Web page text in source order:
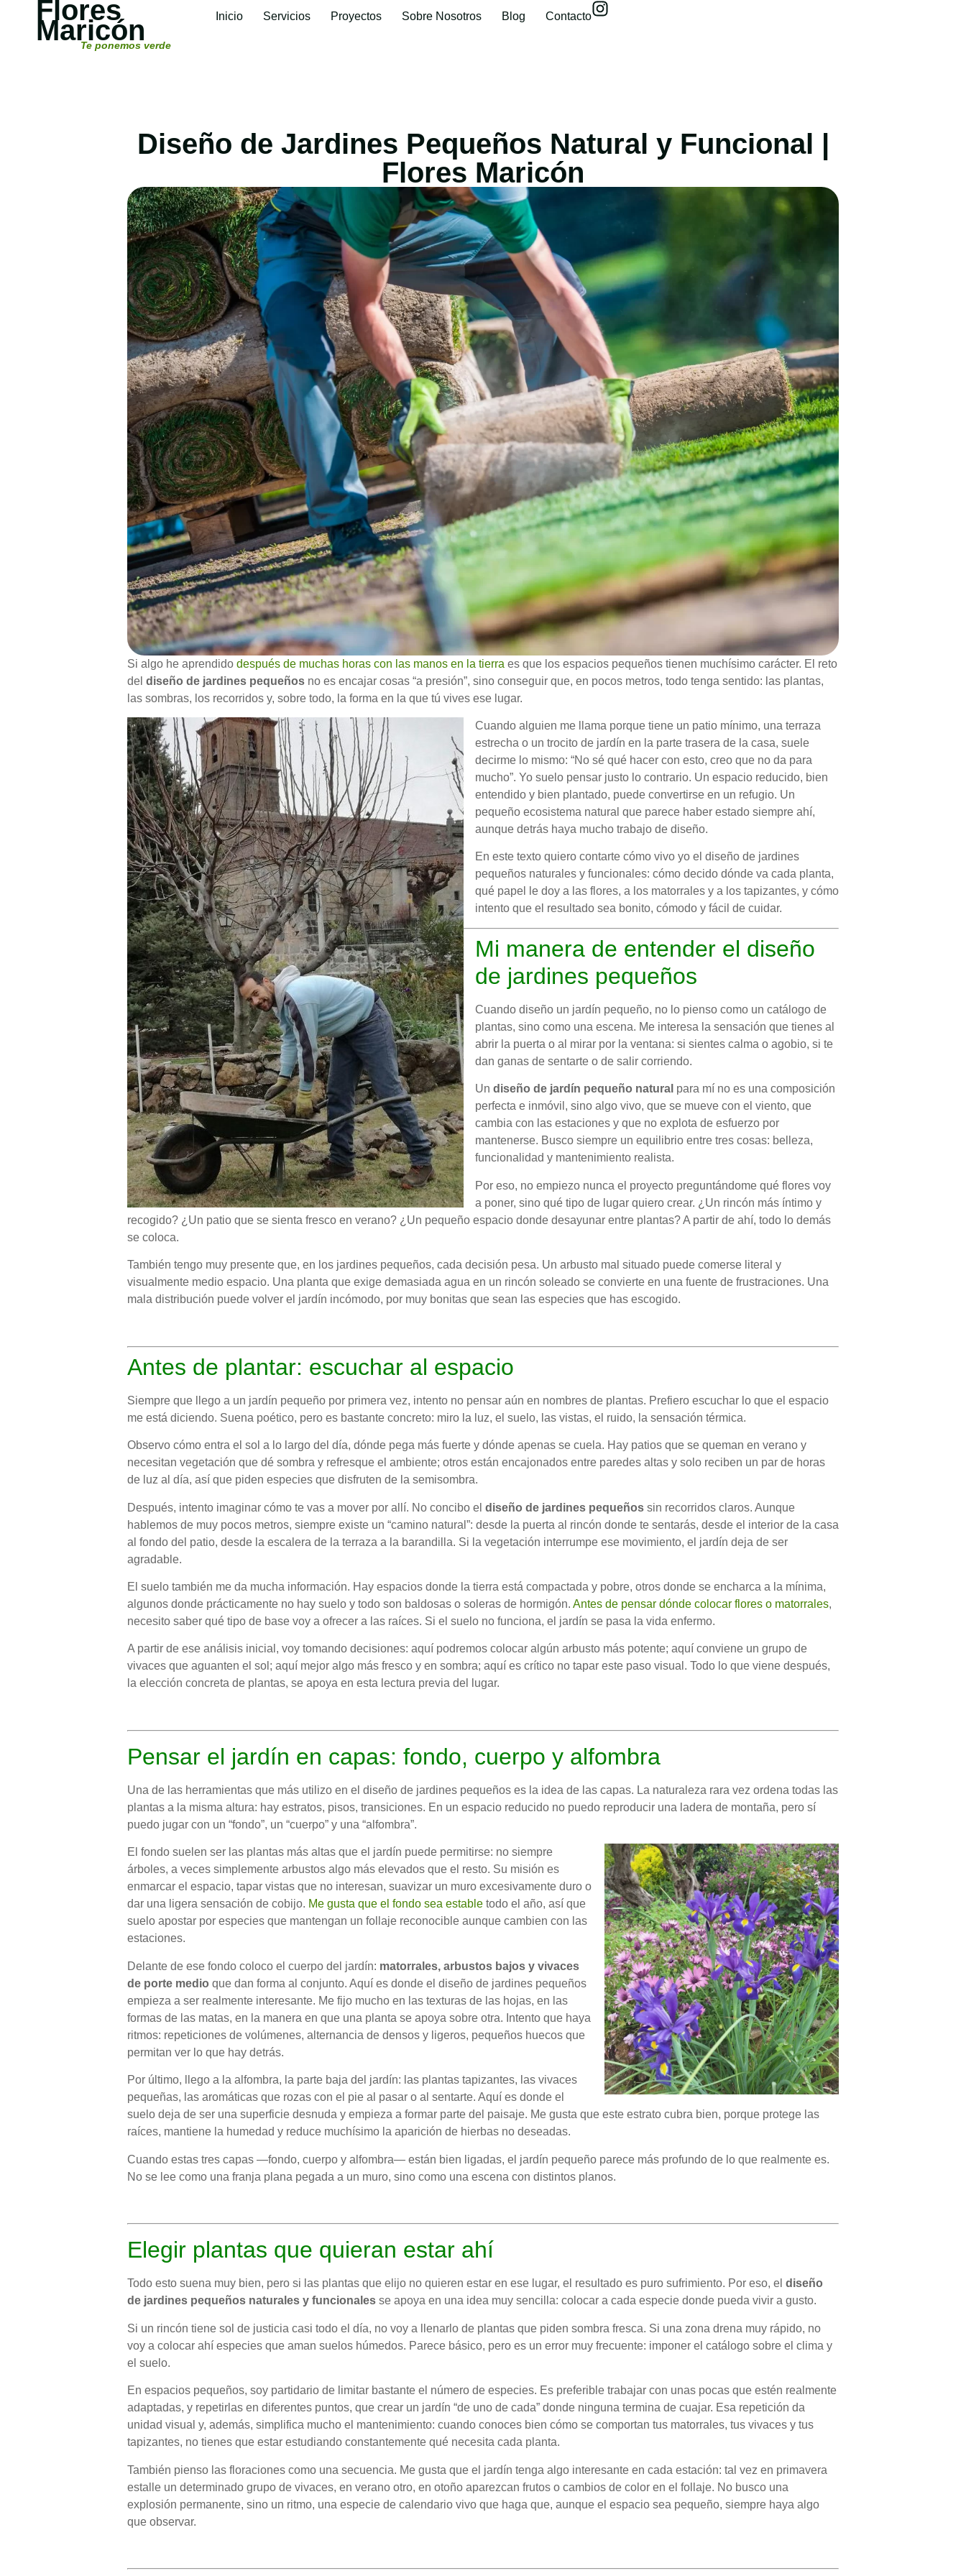
Flores
Maricón
Te ponemos verde
Inicio Servicios Proyectos Sobre Nosotros Blog Contacto
Diseño de Jardines Pequeños Natural y Funcional |
Flores Maricón
Si algo he aprendido después de muchas horas con las manos en la tierra es que los espacios pequeños tienen muchísimo carácter. El reto
del diseño de jardines pequeños no es encajar cosas “a presión”, sino conseguir que, en pocos metros, todo tenga sentido: las plantas,
las sombras, los recorridos y, sobre todo, la forma en la que tú vives ese lugar.
Cuando alguien me llama porque tiene un patio mínimo, una terraza
estrecha o un trocito de jardín en la parte trasera de la casa, suele
decirme lo mismo: “No sé qué hacer con esto, creo que no da para
mucho”. Yo suelo pensar justo lo contrario. Un espacio reducido, bien
entendido y bien plantado, puede convertirse en un refugio. Un
pequeño ecosistema natural que parece haber estado siempre ahí,
aunque detrás haya mucho trabajo de diseño.
En este texto quiero contarte cómo vivo yo el diseño de jardines
pequeños naturales y funcionales: cómo decido dónde va cada planta,
qué papel le doy a las flores, a los matorrales y a los tapizantes, y cómo
intento que el resultado sea bonito, cómodo y fácil de cuidar.
Mi manera de entender el diseño
de jardines pequeños
Cuando diseño un jardín pequeño, no lo pienso como un catálogo de
plantas, sino como una escena. Me interesa la sensación que tienes al
abrir la puerta o al mirar por la ventana: si sientes calma o agobio, si te
dan ganas de sentarte o de salir corriendo.
Un diseño de jardín pequeño natural para mí no es una composición
perfecta e inmóvil, sino algo vivo, que se mueve con el viento, que
cambia con las estaciones y que no explota de esfuerzo por
mantenerse. Busco siempre un equilibrio entre tres cosas: belleza,
funcionalidad y mantenimiento realista.
Por eso, no empiezo nunca el proyecto preguntándome qué flores voy
a poner, sino qué tipo de lugar quiero crear. ¿Un rincón más íntimo y
recogido? ¿Un patio que se sienta fresco en verano? ¿Un pequeño espacio donde desayunar entre plantas? A partir de ahí, todo lo demás
se coloca.
También tengo muy presente que, en los jardines pequeños, cada decisión pesa. Un arbusto mal situado puede comerse literal y
visualmente medio espacio. Una planta que exige demasiada agua en un rincón soleado se convierte en una fuente de frustraciones. Una
mala distribución puede volver el jardín incómodo, por muy bonitas que sean las especies que has escogido.
Antes de plantar: escuchar al espacio
Siempre que llego a un jardín pequeño por primera vez, intento no pensar aún en nombres de plantas. Prefiero escuchar lo que el espacio
me está diciendo. Suena poético, pero es bastante concreto: miro la luz, el suelo, las vistas, el ruido, la sensación térmica.
Observo cómo entra el sol a lo largo del día, dónde pega más fuerte y dónde apenas se cuela. Hay patios que se queman en verano y
necesitan vegetación que dé sombra y refresque el ambiente; otros están encajonados entre paredes altas y solo reciben un par de horas
de luz al día, así que piden especies que disfruten de la semisombra.
Después, intento imaginar cómo te vas a mover por allí. No concibo el diseño de jardines pequeños sin recorridos claros. Aunque
hablemos de muy pocos metros, siempre existe un “camino natural”: desde la puerta al rincón donde te sentarás, desde el interior de la casa
al fondo del patio, desde la escalera de la terraza a la barandilla. Si la vegetación interrumpe ese movimiento, el jardín deja de ser
agradable.
El suelo también me da mucha información. Hay espacios donde la tierra está compactada y pobre, otros donde se encharca a la mínima,
algunos donde prácticamente no hay suelo y todo son baldosas o soleras de hormigón. Antes de pensar dónde colocar flores o matorrales,
necesito saber qué tipo de base voy a ofrecer a las raíces. Si el suelo no funciona, el jardín se pasa la vida enfermo.
A partir de ese análisis inicial, voy tomando decisiones: aquí podremos colocar algún arbusto más potente; aquí conviene un grupo de
vivaces que aguanten el sol; aquí mejor algo más fresco y en sombra; aquí es crítico no tapar este paso visual. Todo lo que viene después,
la elección concreta de plantas, se apoya en esta lectura previa del lugar.
Pensar el jardín en capas: fondo, cuerpo y alfombra
Una de las herramientas que más utilizo en el diseño de jardines pequeños es la idea de las capas. La naturaleza rara vez ordena todas las
plantas a la misma altura: hay estratos, pisos, transiciones. En un espacio reducido no puedo reproducir una ladera de montaña, pero sí
puedo jugar con un “fondo”, un “cuerpo” y una “alfombra”.
El fondo suelen ser las plantas más altas que el jardín puede permitirse: no siempre
árboles, a veces simplemente arbustos algo más elevados que el resto. Su misión es
enmarcar el espacio, tapar vistas que no interesan, suavizar un muro excesivamente duro o
dar una ligera sensación de cobijo. Me gusta que el fondo sea estable todo el año, así que
suelo apostar por especies que mantengan un follaje reconocible aunque cambien con las
estaciones.
Delante de ese fondo coloco el cuerpo del jardín: matorrales, arbustos bajos y vivaces
de porte medio que dan forma al conjunto. Aquí es donde el diseño de jardines pequeños
empieza a ser realmente interesante. Me fijo mucho en las texturas de las hojas, en las
formas de las matas, en la manera en que una planta se apoya sobre otra. Intento que haya
ritmos: repeticiones de volúmenes, alternancia de densos y ligeros, pequeños huecos que
permitan ver lo que hay detrás.
Por último, llego a la alfombra, la parte baja del jardín: las plantas tapizantes, las vivaces
pequeñas, las aromáticas que rozas con el pie al pasar o al sentarte. Aquí es donde el
suelo deja de ser una superficie desnuda y empieza a formar parte del paisaje. Me gusta que este estrato cubra bien, porque protege las
raíces, mantiene la humedad y reduce muchísimo la aparición de hierbas no deseadas.
Cuando estas tres capas —fondo, cuerpo y alfombra— están bien ligadas, el jardín pequeño parece más profundo de lo que realmente es.
No se lee como una franja plana pegada a un muro, sino como una escena con distintos planos.
Elegir plantas que quieran estar ahí
Todo esto suena muy bien, pero si las plantas que elijo no quieren estar en ese lugar, el resultado es puro sufrimiento. Por eso, el diseño
de jardines pequeños naturales y funcionales se apoya en una idea muy sencilla: colocar a cada especie donde pueda vivir a gusto.
Si un rincón tiene sol de justicia casi todo el día, no voy a llenarlo de plantas que piden sombra fresca. Si una zona drena muy rápido, no
voy a colocar ahí especies que aman suelos húmedos. Parece básico, pero es un error muy frecuente: imponer el catálogo sobre el clima y
el suelo.
En espacios pequeños, soy partidario de limitar bastante el número de especies. Es preferible trabajar con unas pocas que estén realmente
adaptadas, y repetirlas en diferentes puntos, que crear un jardín “de uno de cada” donde ninguna termina de cuajar. Esa repetición da
unidad visual y, además, simplifica mucho el mantenimiento: cuando conoces bien cómo se comportan tus matorrales, tus vivaces y tus
tapizantes, no tienes que estar estudiando constantemente qué necesita cada planta.
También pienso las floraciones como una secuencia. Me gusta que el jardín tenga algo interesante en cada estación: tal vez en primavera
estalle un determinado grupo de vivaces, en verano otro, en otoño aparezcan frutos o cambios de color en el follaje. No busco una
explosión permanente, sino un ritmo, una especie de calendario vivo que haga que, aunque el espacio sea pequeño, siempre haya algo
que observar.